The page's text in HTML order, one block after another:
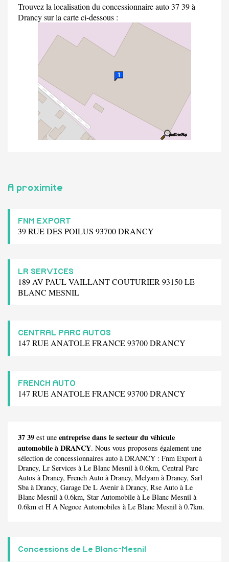
Trouvez la localisation du concessionnaire auto 37 39 à
Drancy sur la carte ci-dessous :
A proximite
FNM EXPORT
39 RUE DES POILUS 93700 DRANCY
LR SERVICES
189 AV PAUL VAILLANT COUTURIER 93150 LE
BLANC MESNIL
CENTRAL PARC AUTOS
147 RUE ANATOLE FRANCE 93700 DRANCY
FRENCH AUTO
147 RUE ANATOLE FRANCE 93700 DRANCY
37 39 est une entreprise dans le secteur du véhicule
automobile à DRANCY. Nous vous proposons également une
sélection de concessionnaires auto à DRANCY : Fnm Export à
Drancy, Lr Services à Le Blanc Mesnil à 0.6km, Central Parc
Autos à Drancy, French Auto à Drancy, Melyam à Drancy, Sarl
Sbaà Drancy, Garage De L Avenir à Drancy, Rse Auto à Le
Blanc Mesnil à 0.6km, Star Automobile à Le Blanc Mesnil à
0.6km et H A Negoce Automobiles à Le Blanc Mesnil à 0.7km.
Concessions de Le Blanc-Mesnil